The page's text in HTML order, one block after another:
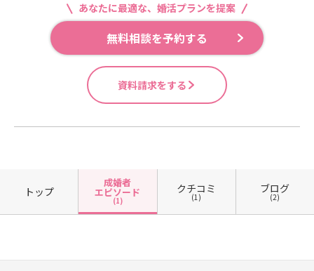
あなたに最適な、婚活プランを提案
無料相談を予約する
資料請求をする
トップ
成婚者
エピソード
(1)
クチコミ
(1)
ブログ
(2)